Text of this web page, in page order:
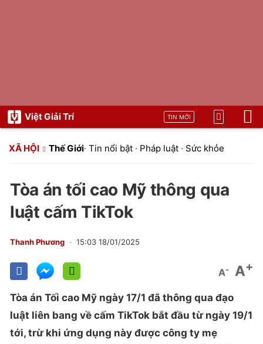
Việt Giải Trí TIN MỚI
XÃ HỘI Thế Giới· Tin nổi bật · Pháp luật · Sức khỏe
Tòa án tối cao Mỹ thông qua
luật cấm TikTok
Thanh Phương 15:03 18/01/2025
A- A+
Tòa án Tối cao Mỹ ngày 17/1 đã thông qua đạo
luật liên bang về cấm TikTok bắt đầu từ ngày 19/1
tới, trừ khi ứng dụng này được công ty mẹ